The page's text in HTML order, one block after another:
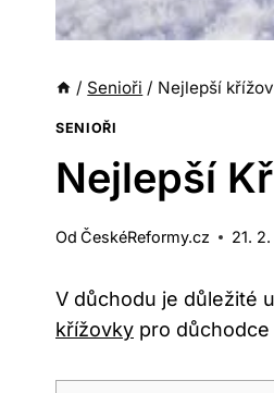
/ Senioři / Nejlepší
SENIOŘI
Nejlepší
Od ČeskéReformy.cz 21.
V důchodu je důležité
křížovky pro důchodce